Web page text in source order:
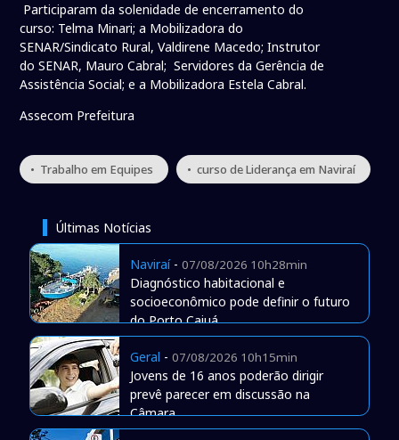
Participaram da solenidade de encerramento do
curso: Telma Minari; a Mobilizadora do
SENAR/Sindicato Rural, Valdirene Macedo; Instrutor
do SENAR, Mauro Cabral; Servidores da Gerência de
Assistência Social; e a Mobilizadora Estela Cabral.
Assecom Prefeitura
• Trabalho em Equipes • curso de Liderança em Naviraí
Últimas Notícias
Naviraí- 07/08/2026 10h28min
Diagnóstico habitacional e
socioeconômico pode definir o futuro
do Porto Caiuá
Geral - 07/08/2026 10h15min
Jovens de 16 anos poderão dirigir
prevê parecer em discussão na
Câmara